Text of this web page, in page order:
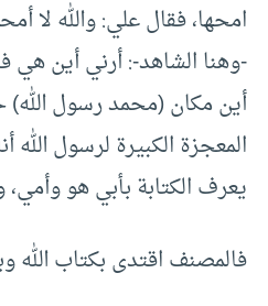
امحها، فقال علي: والله لا
-وهنا الشاهد-: أرني أين هي
أين مكان (محمد رسول
المعجزة الكبيرة لرسول الله
يعرف الكتابة بأبي هو
فالمصنف اقتدى بكتاب الله